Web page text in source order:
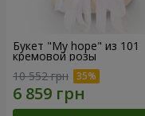
Букет "My hope" из 101
кремовой розы
10 552 грн